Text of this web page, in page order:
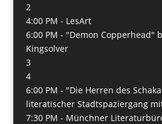
2
4:00 PM - LesArt
6:00 PM - "Demon Copperhead"
Kingsolver
3
4
6:00 PM - "Die Herren des
literatischer Stadtspaziergang
7:30 PM - Münchner